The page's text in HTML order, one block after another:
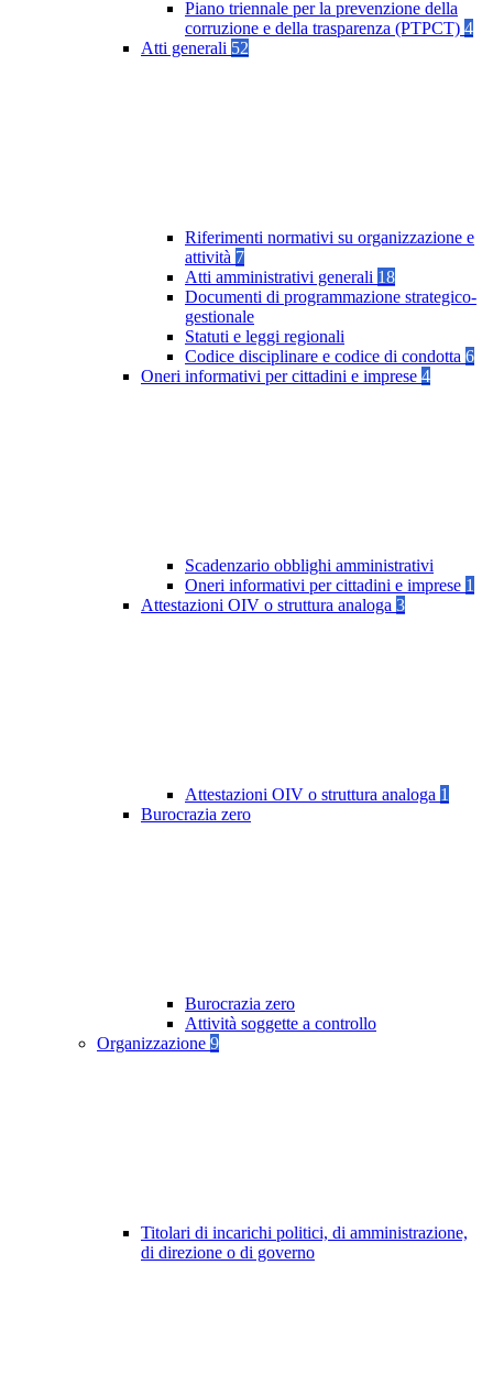
Piano triennale per la prevenzione della
corruzione e della trasparenza (PTPCT) 4
Atti generali 52
Riferimenti normativi su organizzazione e
attività 7
Atti amministrativi generali 18
Documenti di programmazione strategico-
gestionale
Statuti e leggi regionali
Codice disciplinare e codice di condotta 6
Oneri informativi per cittadini e imprese 4
Scadenzario obblighi amministrativi
Oneri informativi per cittadini e imprese 1
Attestazioni OIV o struttura analoga 3
Attestazioni OIV o struttura analoga 1
Burocrazia zero
Burocrazia zero
Attività soggette a controllo
Organizzazione 9
Titolari di incarichi politici, di amministrazione,
di direzione o di governo